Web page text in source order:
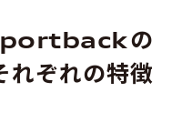
の
れぞれの特徴